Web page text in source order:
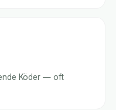
Köder — oft